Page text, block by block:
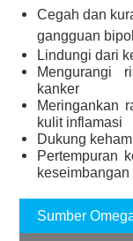
Cegah dan
gangguan
Lindungi dari
Mengurangi
kanker
Meringankan
kulit inflamasi
Dukung
Pertempuran
Sumber